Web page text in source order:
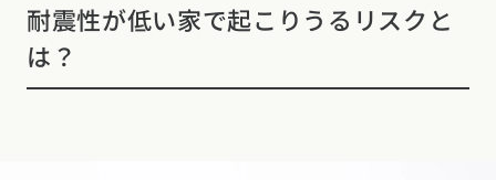
耐震性が低い家で起こりうるリスクと
は？